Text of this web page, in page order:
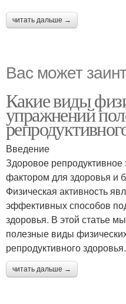
читать дальше →
Вас может
Какие виды
упражнений
Введение
Здоровое
фактором для здоровья и
Физическая активность
эффективных способов
здоровья. В этой статье
полезные виды
репродуктивного здоровья.
читать дальше →